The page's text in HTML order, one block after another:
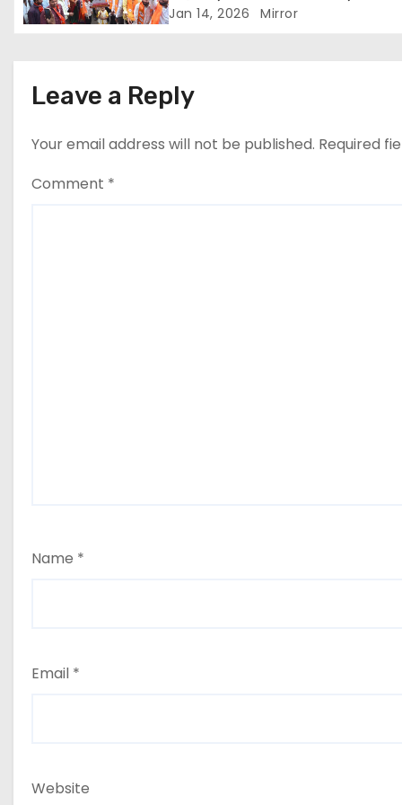
o
Jan 14, 2026 Mirror
Leave a Reply
Your email address will not be published. Required
Comment *
Name *
Email *
Website